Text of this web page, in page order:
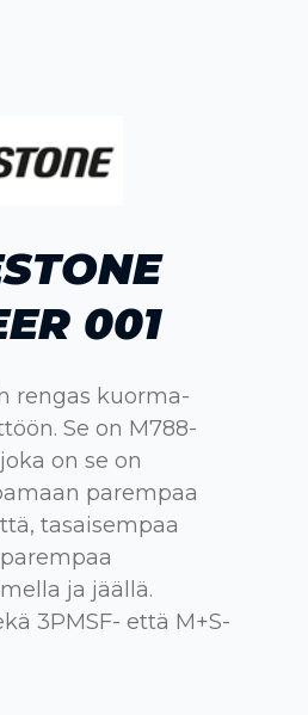
001
rengas kuorma-
Se on M788-
on se on
parempaa
tasaisempaa
ja jäällä.
3PMSF- että M+S-